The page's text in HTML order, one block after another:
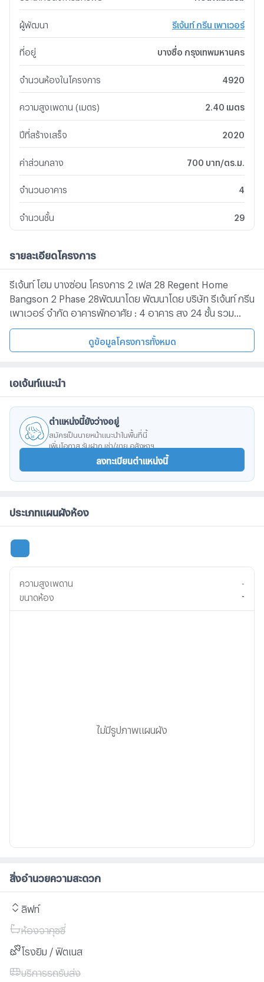
ผู้พัฒนา รีเจ้นท์ กรีน เพาเวอร์
ที่อยู่ บางซื่อ กรุงเทพมหานคร
จำนวนห้องในโครงการ 4920
ความสูงเพดาน (เมตร) 2.40 เมตร
ปีที่สร้างเสร็จ 2020
ค่าส่วนกลาง 700 บาท/ตร.ม.
จำนวนอาคาร 4
จำนวนชั้น 29
รายละเอียดโครงการ
รีเจ้นท์ โฮม บางซ่อน โครงการ 2 เฟส 28 Regent Home
Bangson 2 Phase 28พัฒนาโดย พัฒนาโดย บริษัท รีเจ้นท์ กรีน
เพาเวอร์ จำกัด อาคารพักอาศัย : 4 อาคาร สูง 24 ชั้น รวม
แหล่งอำนวยความสะดวก อาทิBig C วงศ์สว่าง, Lotus
ประชาชื่นและGateway บางซื่อ โครงตั้งอยู่ทำเลดีการเดินทาง
กูล และ กำแพงเพชร 2 -ใกล้รถไฟสายสีแดงอ่อน สถานีบาง
ซ่อน ระยะทาง 280 เมตร -ใกล้รถไฟฟ้าสายสีม่วง สถานีบางซ่อน
ระยะทาง 25 เมตร
ดูข้อมูลโครงการทั้งหมด
เอเจ้นท์แนะนำ
ตำแหน่งนี้ยังว่างอยู่
สมัครเป็นนายหน้าแนะนำในพื้นที่นี้
เพิ่มโอกาส รับฝาก เช่า/ขาย อสังหาฯ
ลงทะเบียนตำแหน่งนี้
ประเภทแผนผังห้อง
ความสูงเพดาน
ขนาดห้อง
ไม่มีรูปภาพแผนผัง
สิ่งอำนวยความสะดวก
ลิฟท์
ห้องจากุซซี่
โรงยิม / ฟิตเนส
บริการรถรับส่ง